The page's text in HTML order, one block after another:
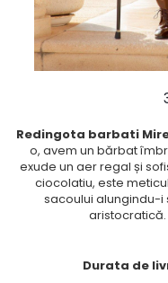
Redingota barbati
o, avem un bărbat
exude un aer regal și
ciocolatiu, este
sacoului alungindu-i
aristocratică.
Durata de